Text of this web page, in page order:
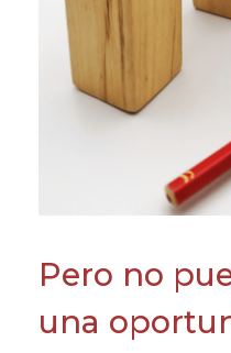
Pero no
una